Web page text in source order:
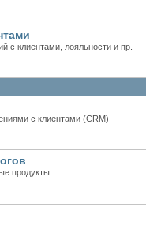
с клиентами, лояльности и пр.
с клиентами (CRM)
продукты